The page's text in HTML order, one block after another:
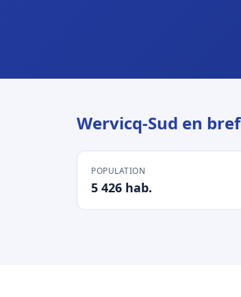
Wervicq-Sud en bref
POPULATION
5 426 hab.